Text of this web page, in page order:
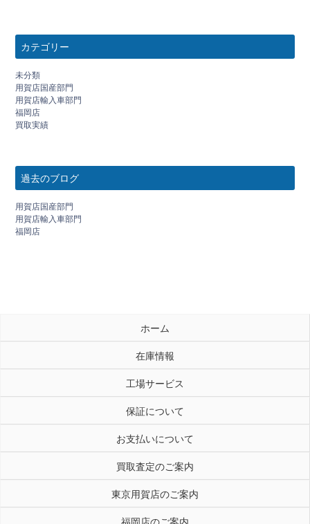
カテゴリー
未分類
用賀店国産部門
用賀店輸入車部門
福岡店
買取実績
過去のブログ
用賀店国産部門
用賀店輸入車部門
福岡店
ホーム
在庫情報
工場サービス
保証について
お支払いについて
買取査定のご案内
東京用賀店のご案内